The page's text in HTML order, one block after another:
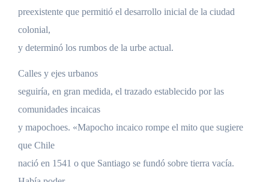
preexistente que permitió el desarrollo inicial de la ciudad
colonial,
y determinó los rumbos de la urbe actual.
Calles y ejes urbanos
seguiría, en gran medida, el trazado establecido por las
comunidades incaicas
y mapochoes. «Mapocho incaico rompe el mito que sugiere
que Chile
nació en 1541 o que Santiago se fundó sobre tierra vacía.